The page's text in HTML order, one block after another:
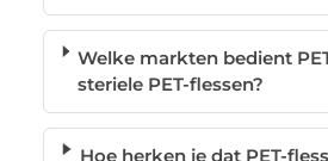
Welke markten bedient
steriele PET-flessen?
Hoe herken je dat PET-